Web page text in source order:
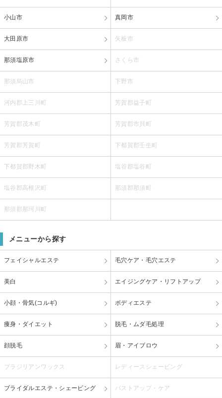
小山市 真岡市
大田原市 矢板市
那須塩原市 さくら市
那須烏山市 下野市
河内郡上三川町 芳賀郡益子町
芳賀郡茂木町 芳賀郡市貝町
芳賀郡芳賀町 下都賀郡壬生町
下都賀郡野木町 塩谷郡塩谷町
塩谷郡高根沢町 那須郡那須町
那須郡那珂川町
メニューから探す
フェイシャルエステ 毛穴ケア・毛穴エステ
美白 エイジングケア・リフトアップ
小顔・骨気(コルギ) ボディエステ
痩身・ダイエット 脱毛・ムダ毛処理
顔脱毛 眉・アイブロウ
ブラジリアンワックス レディースシェービング
ブライダルエステ・シェービング バストアップ・ケア